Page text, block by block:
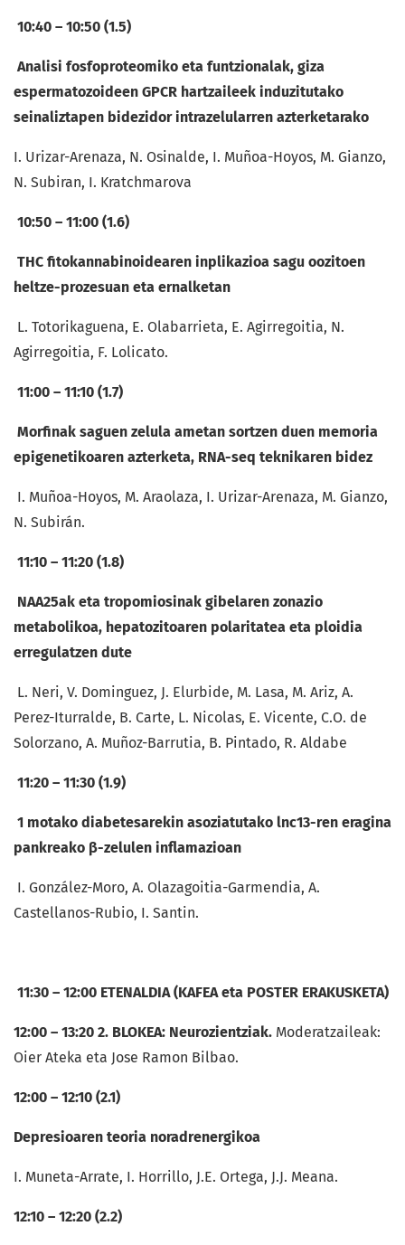
10:40 – 10:50 (1.5)
Analisi fosfoproteomiko eta funtzionalak, giza
espermatozoideen GPCR hartzaileek induzitutako
seinaliztapen bidezidor intrazelularren azterketarako
I. Urizar-Arenaza, N. Osinalde, I. Muñoa-Hoyos, M. Gianzo,
N. Subiran, I. Kratchmarova
10:50 – 11:00 (1.6)
THC fitokannabinoidearen inplikazioa sagu oozitoen
heltze-prozesuan eta ernalketan
L. Totorikaguena, E. Olabarrieta, E. Agirregoitia, N.
Agirregoitia, F. Lolicato.
11:00 – 11:10 (1.7)
Morfinak saguen zelula ametan sortzen duen memoria
epigenetikoaren azterketa, RNA-seq teknikaren bidez
I. Muñoa-Hoyos, M. Araolaza, I. Urizar-Arenaza, M. Gianzo,
N. Subirán.
11:10 – 11:20 (1.8)
NAA25ak eta tropomiosinak gibelaren zonazio
metabolikoa, hepatozitoaren polaritatea eta ploidia
erregulatzen dute
L. Neri, V. Dominguez, J. Elurbide, M. Lasa, M. Ariz, A.
Perez-Iturralde, B. Carte, L. Nicolas, E. Vicente, C.O. de
Solorzano, A. Muñoz-Barrutia, B. Pintado, R. Aldabe
11:20 – 11:30 (1.9)
1 motako diabetesarekin asoziatutako lnc13-ren eragina
pankreako β-zelulen inflamazioan
I. González-Moro, A. Olazagoitia-Garmendia, A.
Castellanos-Rubio, I. Santin.
11:30 – 12:00 ETENALDIA (KAFEA eta POSTER ERAKUSKETA)
12:00 – 13:20 2. BLOKEA: Neurozientziak. Moderatzaileak:
Oier Ateka eta Jose Ramon Bilbao.
12:00 – 12:10 (2.1)
Depresioaren teoria noradrenergikoa
I. Muneta-Arrate, I. Horrillo, J.E. Ortega, J.J. Meana.
12:10 – 12:20 (2.2)